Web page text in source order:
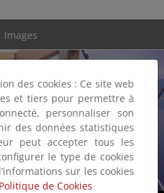
Images
1/4
des cookies : Ce site web
et tiers pour permettre à
personnaliser son
des données statistiques
peut accepter tous les
le type de cookies
sur les cookies
Politique de Cookies